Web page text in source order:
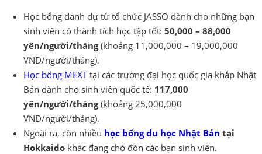
Học bổng danh dự từ tổ chức JASSO dành cho những bạn
sinh viên có thành tích học tập tốt: 50,000 – 88,000
yên/người/tháng(khoảng 11,000,000 – 19,000,000
VND/người/tháng).
Học bổng MEXTtại các trường đại học quốc gia khắp Nhật
Bản dành cho sinh viên quốc tế: 117,000
yên/người/tháng(khoảng 25,000,000
VND/người/tháng).
Ngoài ra, còn nhiều học bổng du học Nhật Bản tại
Hokkaido khác đang chờ đón các bạn sinh viên.